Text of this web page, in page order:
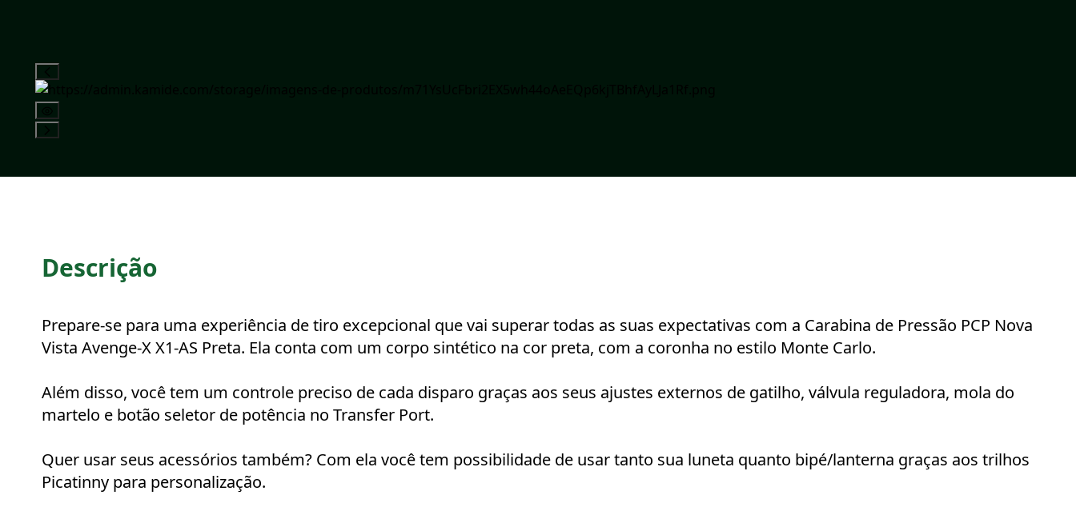
Descrição
Prepare-se para uma experiência de tiro excepcional que vai superar todas as suas expectativas com a Carabina de Pressão PCP Nova
Vista Avenge-X X1-AS Preta. Ela conta com um corpo sintético na cor preta, com a coronha no estilo Monte Carlo.
Além disso, você tem um controle preciso de cada disparo graças aos seus ajustes externos de gatilho, válvula reguladora, mola do
martelo e botão seletor de potência no Transfer Port.
Quer usar seus acessórios também? Com ela você tem possibilidade de usar tanto sua luneta quanto bipé/lanterna graças aos trilhos
Picatinny para personalização.